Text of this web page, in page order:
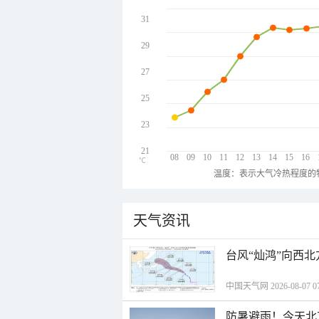
08 09 10 11 12 13 14 15 16
31
29
27
25
23
21
℃
温度：表示大气冷热程度
天气资讯
台风“灿鸿”向西
中国天气网 2026-08-07
防暑避雨！今天